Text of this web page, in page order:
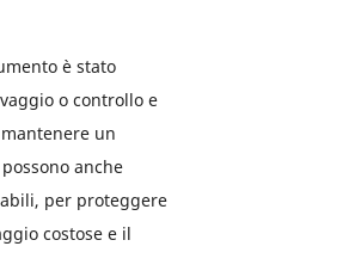
è stato
o controllo e
un
anche
per proteggere
costose e il